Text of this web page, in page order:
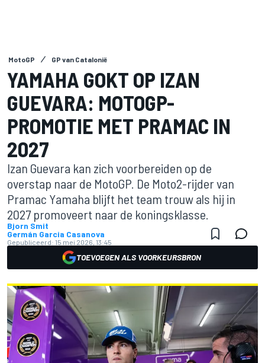
MotoGP GP van Catalonië
YAMAHA GOKT OP IZAN
GUEVARA: MOTOGP-
PROMOTIE MET PRAMAC IN
2027
Izan Guevara kan zich voorbereiden op de
overstap naar de MotoGP. De Moto2-rijder van
Pramac Yamaha blijft het team trouw als hij in
2027 promoveert naar de koningsklasse.
Bjorn Smit
Germán Garcia Casanova
Gepubliceerd: 15 mei 2026, 13:45
TOEVOEGEN ALS VOORKEURSBRON